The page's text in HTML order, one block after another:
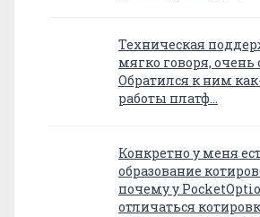
Техническая
мягко говоря, очень
Обратился к ним
работы платф…
Конкретно у меня
образование
почему у
отличаться